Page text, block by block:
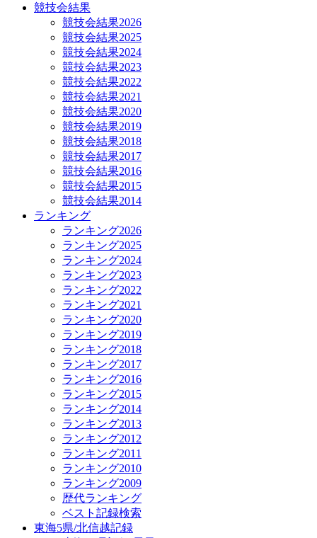
競技会結果
競技会結果2026
競技会結果2025
競技会結果2024
競技会結果2023
競技会結果2022
競技会結果2021
競技会結果2020
競技会結果2019
競技会結果2018
競技会結果2017
競技会結果2016
競技会結果2015
競技会結果2014
ランキング
ランキング2026
ランキング2025
ランキング2024
ランキング2023
ランキング2022
ランキング2021
ランキング2020
ランキング2019
ランキング2018
ランキング2017
ランキング2016
ランキング2015
ランキング2014
ランキング2013
ランキング2012
ランキング2011
ランキング2010
ランキング2009
歴代ランキング
ベスト記録検索
東海5県/北信越記録